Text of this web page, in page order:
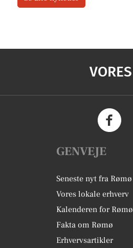
VORES
GENVEJE
Seneste nyt fra Rømø
Vores lokale erhverv
Kalenderen for Rømø
Fakta om Rømø
Erhvervsartikler